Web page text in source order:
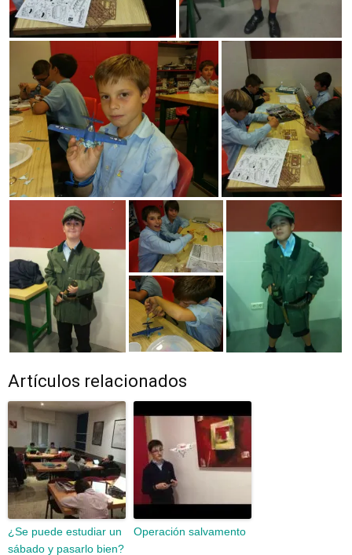
Artículos relacionados
¿Se puede estudiar un
sábado y pasarlo bien?
Operación salvamento